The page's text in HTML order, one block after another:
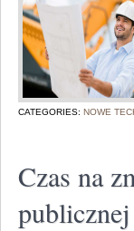
CATEGORIES: NOWE
Czas na
publicznej